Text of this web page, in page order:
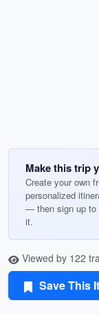
Make this trip
Create your own
personalized
— then sign up to
it.
Viewed by 122
Save This